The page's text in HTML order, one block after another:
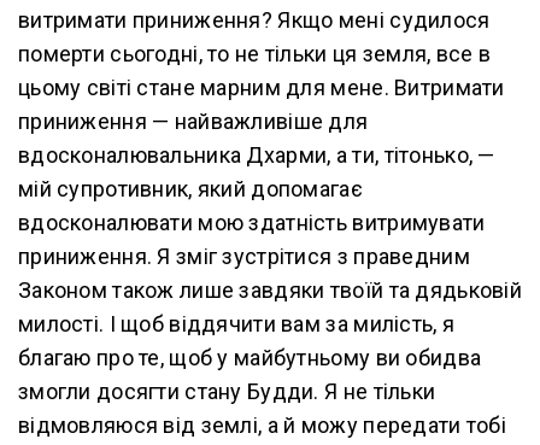
витримати приниження? Якщо мені судилося
померти сьогодні, то не тільки ця земля, все в
цьому світі стане марним для мене. Витримати
приниження — найважливіше для
вдосконалювальника Дхарми, а ти, тітонько, —
мій супротивник, який допомагає
вдосконалювати мою здатність витримувати
приниження. Я зміг зустрітися з праведним
Законом також лише завдяки твоїй та дядьковій
милості. І щоб віддячити вам за милість, я
благаю про те, щоб у майбутньому ви обидва
змогли досягти стану Будди. Я не тільки
відмовляюся від землі, а й можу передати тобі